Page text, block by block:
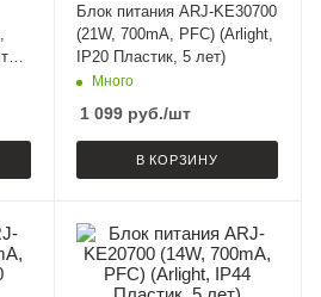
Блок питания ARJ-KE30700
(21W, 700mA, PFC) (Arlight,
IP20 Пластик, 5 лет)
Много
1 099руб./шт
В КОРЗИНУ